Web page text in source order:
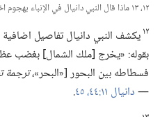
١٢،‏ ١٣ ماذا قال النبي دانيال في الإنباء بهجوم اخير على شعب الله؟‏
١٢يكشف النبي دانيال تفاصيل
بقوله:‏ «يخرج [ملك الشمال] بغضب
فسطاطه بين البحور [«البحر»،‏ترجمة
—‏دانيال ١١:‏٤٤،‏ ٤٥ ‏.‏